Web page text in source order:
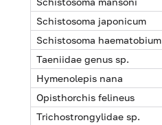
Schistosoma japonicum
Schistosoma haematobium
Taeniidae genus sp.
Hymenolepis nana
Opisthorchis felineus
Trichostrongylidae sp.